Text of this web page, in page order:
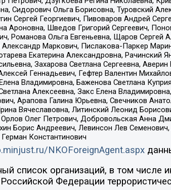
Сидорович Ольга Борисовна, Туровский
Сергей Георгиевич, Пивоваров Андрей
Ароновна, Шведов Григорий Сергеевич,
Романова Ольга Евгеньевна, Щаров
Александр Маркович, Пислакова-Паркер
Екатерина Александровна,
Захарова Светлана Сергеевна,
Геннадьевич, Гефтер Валентин
Владимировна, Баженова Светлана
Алексеевна, Закс Елена
Арапова Галина Юрьевна, Свечников
Вячеславовна, Литинский Леонид
Олег Петрович, Добровольская Анна
Борис Андреевич, Левинсон Лев
Константинович
NKOForeignAgent.aspx
список организаций, в том числе
Федерации